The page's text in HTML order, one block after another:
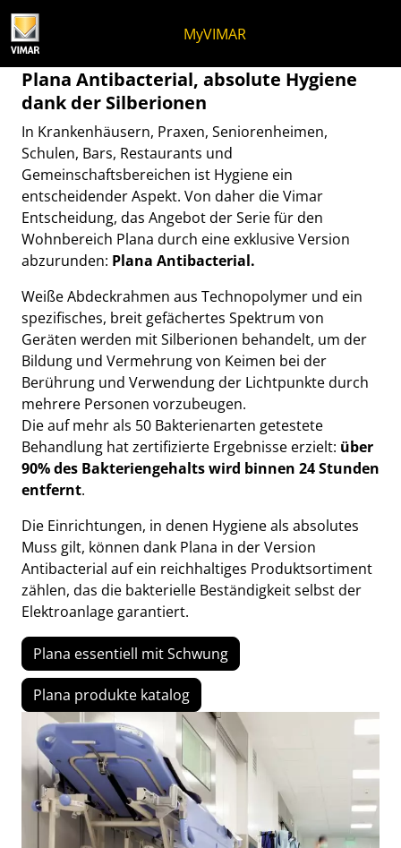
MyVIMAR
Abdeckrahmen und
Plana Antibacterial, absolute Hygiene
dank der Silberionen
In Krankenhäusern, Praxen, Seniorenheimen,
Schulen, Bars, Restaurants und
Gemeinschaftsbereichen ist Hygiene ein
entscheidender Aspekt. Von daher die Vimar
Entscheidung, das Angebot der Serie für den
Wohnbereich Plana durch eine exklusive Version
abzurunden: Plana Antibacterial.
Weiße Abdeckrahmen aus Technopolymer und ein
spezifisches, breit gefächertes Spektrum von
Geräten werden mitSilberionen behandelt, um der
Bildung und Vermehrung von Keimen bei der
Berührung und Verwendung der Lichtpunkte durch
mehrere Personen vorzubeugen.
Die auf mehr als 50 Bakterienarten getestete
Behandlung hat zertifizierte Ergebnisse erzielt: über
90% des Bakteriengehalts wird binnen 24 Stunden
entfernt.
Die Einrichtungen, in denen Hygiene als absolutes
Muss gilt, können dank Plana in der Version
Antibacterial auf ein reichhaltiges Produktsortiment
zählen, das die bakterielle Beständigkeit selbst der
Elektroanlage garantiert.
Plana essentiell mit Schwung
Plana produkte katalog